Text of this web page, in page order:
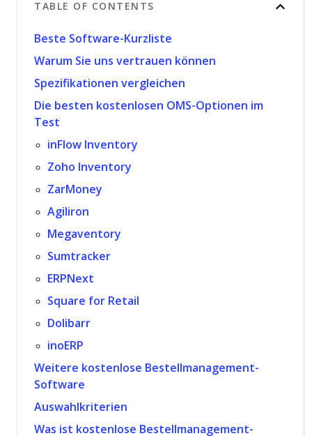
TABLE OF CONTENTS
Beste Software-Kurzliste
Warum Sie uns vertrauen können
Spezifikationen vergleichen
Die besten kostenlosen OMS-Optionen im
Test
inFlow Inventory
Zoho Inventory
ZarMoney
Agiliron
Megaventory
Sumtracker
ERPNext
Square for Retail
Dolibarr
inoERP
Weitere kostenlose Bestellmanagement-
Software
Auswahlkriterien
Was ist kostenlose Bestellmanagement-